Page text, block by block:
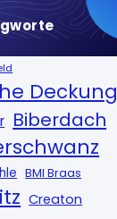
Deckung
Biberdach
BMI Braas
Creaton